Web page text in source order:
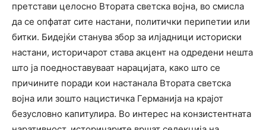
претстави целосно Втората светска војна, во смисла
да се опфатат сите настани, политички перипетии или
битки. Бидејќи станува збор за илјадници историски
настани, историчарот става акцент на одредени нешта
што ја поедноставуваат нарацијата, како што се
причините поради кои настанала Втората светска
војна или зошто нацистичка Германија на крајот
безусловно капитулира. Во интерес на конзистентната